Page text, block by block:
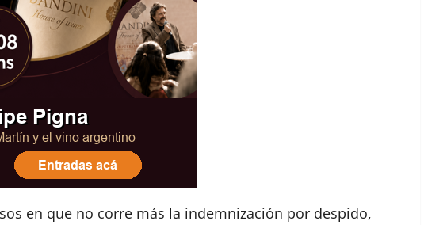
en que no corre más la indemnización por despido,